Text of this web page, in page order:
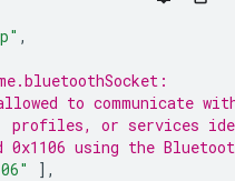
,
to communicate
profiles, or services
0x1106 using the
],